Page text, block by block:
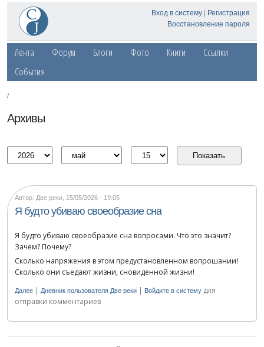
Вход в систему
Регистрация
Восстановление пароля
Лента Форум Блоги Фото Книги
Ссылки
События
/
Архивы
Автор: Две реки 15/05/2026 - 19:05
Я будто убиваю своеобразие сна
Я будто убиваю своеобразие сна вопросами. Что это значит?
Зачем? Почему?
Сколько напряжения в этом предустановленном вопрошании!
Сколько они съедают жизни, сновиденной жизни!
Далее | Дневник пользователя Две реки | Войдите в систему для
отправки комментариев